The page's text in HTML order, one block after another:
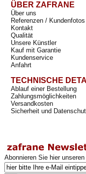
ÜBER ZAFRANE
Über uns
Referenzen / Kundenfotos
Kontakt
Qualität
Unsere Künstler
Kauf mit Garantie
Kundenservice
Anfahrt
TECHNISCHE
Ablauf einer Bestellung
Zahlungsmöglichkeiten
Versandkosten
Sicherheit und
Abonnieren Sie hier